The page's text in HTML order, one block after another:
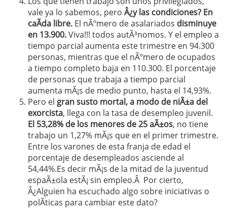
vale ya lo sabemos, pero Â¿y las condiciones? En
caÃ­da libre. El nÃºmero de asalariados disminuye
en 13.900.Viva!!! todos autÃ³nomos. Y el empleo a
tiempo parcial aumenta este trimestre en 94.300
personas, mientras que el nÃºmero de ocupados
a tiempo completo baja en 110.300. El porcentaje
de personas que trabaja a tiempo parcial
aumenta mÃ¡s de medio punto, hasta el 14,93%.
Pero el gran susto mortal, a modo de niÃ±a del
exorcista, llega con la tasa de desempleo juvenil.
El 53,28% de los menores de 25 aÃ±os, no tiene
trabajo un 1,27% mÃ¡s que en el primer trimestre.
Entre los varones de esta franja de edad el
porcentaje de desempleados asciende al
54,44%.Es decir mÃ¡s de la mitad de la juventud
espaÃ±ola estÃ¡ sin empleo.Â Por cierto,
Â¿Alguien ha escuchado algo sobre iniciativas o
polÃ­ticas para cambiar este dato?